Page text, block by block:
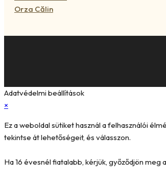
Orza Călin
Adatvédelmi beállítások
×
Ez a weboldal sütiket használ a felhasználói
tekintse át lehetőségeit, és válasszon.
Ha 16 évesnél fiatalabb, kérjük, győződjön